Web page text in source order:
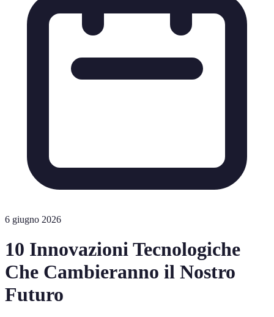
6 giugno 2026
10 Innovazioni Tecnologiche
Che Cambieranno il Nostro
Futuro